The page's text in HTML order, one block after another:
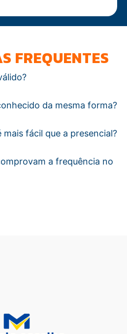
FREQUENTES
da mesma forma?
mais fácil que a presencial?
a frequência no